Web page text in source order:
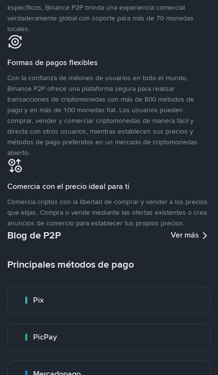
específicos, Binance P2P brinda una experiencia comercial
verdaderamente global con soporte para más de 70 monedas
locales.
Formas de pagos flexibles
Con la confianza de millones de usuarios en todo el mundo,
Binance P2P ofrece una plataforma segura para realizar
transacciones de criptomonedas con más de 800 métodos de
pago y en más de 100 monedas fiat. Los usuarios pueden
comprar, vender y comerciar criptomonedas de manera fácil y
directa con otros usuarios, mientras establecen sus precios y
métodos de pago preferidos en un mercado de criptomonedas
abierto.
Comercia con el precio ideal para ti
Comercia criptos con la libertad de comprar y vender a los precios
que elijas. Compra o vende mediante las ofertas existentes o crea
anuncios de comercio para establecer tus propios precios.
Blog de P2P Ver más
Principales métodos de pago
Pix
PicPay